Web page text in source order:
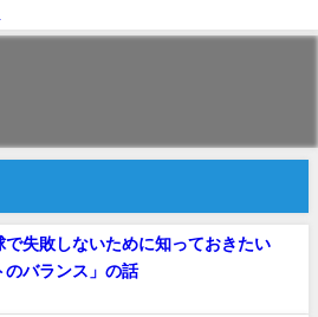
で失敗しないために知っておきたい
のバランス」の話